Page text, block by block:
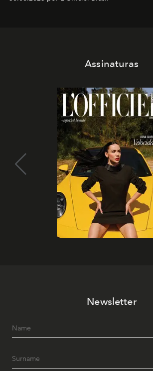
Assinaturas
Newsletter